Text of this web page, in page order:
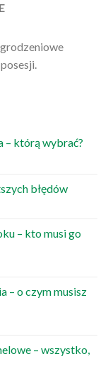
– którą wybrać?
błędów
– kto musi go
– o czym musisz
– wszystko,